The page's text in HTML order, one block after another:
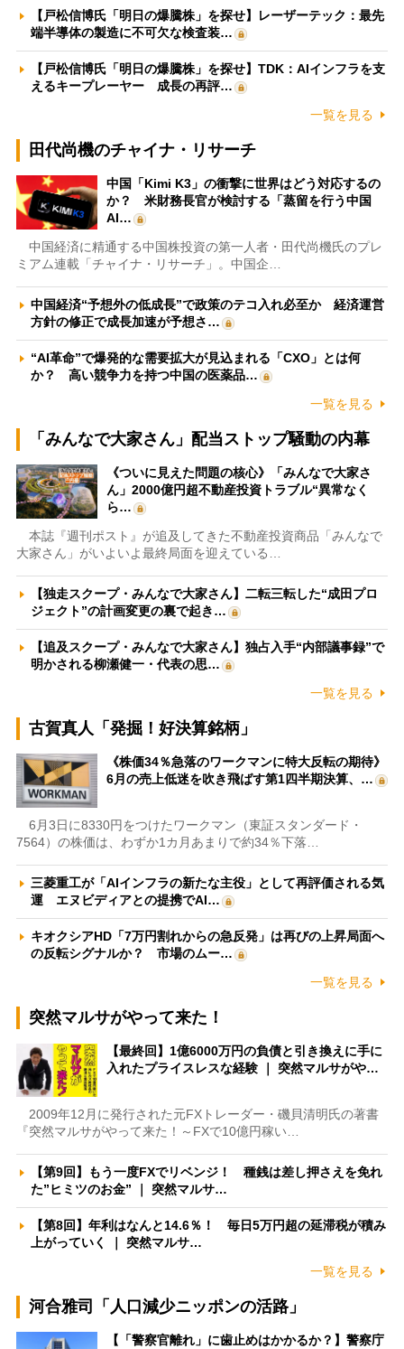
【戸松信博氏「明日の爆騰株」を探せ】レーザーテック：最先
端半導体の製造に不可欠な検査装…
【戸松信博氏「明日の爆騰株」を探せ】TDK：AIインフラを支
えるキープレーヤー 成長の再評…
一覧を見る
田代尚機のチャイナ・リサーチ
中国「Kimi K3」の衝撃に世界はどう対応するの
か？ 米財務長官が検討する「蒸留を行う中国
AI…
中国経済に精通する中国株投資の第一人者・田代尚機氏のプレ
ミアム連載「チャイナ・リサーチ」。中国企…
中国経済“予想外の低成長”で政策のテコ入れ必至か 経済運営
方針の修正で成長加速が予想さ…
“AI革命”で爆発的な需要拡大が見込まれる「CXO」とは何
か？ 高い競争力を持つ中国の医薬品…
一覧を見る
「みんなで大家さん」配当ストップ騒動の内幕
《ついに見えた問題の核心》「みんなで大家さ
ん」2000億円超不動産投資トラブル“異常なく
ら…
本誌『週刊ポスト』が追及してきた不動産投資商品「みんなで
大家さん」がいよいよ最終局面を迎えている…
【独走スクープ・みんなで大家さん】二転三転した“成田プロ
ジェクト”の計画変更の裏で起き…
【追及スクープ・みんなで大家さん】独占入手“内部議事録”で
明かされる柳瀬健一・代表の思…
一覧を見る
古賀真人「発掘！好決算銘柄」
《株価34％急落のワークマンに特大反転の期待》
6月の売上低迷を吹き飛ばす第1四半期決算、…
6月3日に8330円をつけたワークマン（東証スタンダード・
7564）の株価は、わずか1カ月あまりで約34％下落…
三菱重工が「AIインフラの新たな主役」として再評価される気
運 エヌビディアとの提携でAI…
キオクシアHD「7万円割れからの急反発」は再びの上昇局面へ
の反転シグナルか？ 市場のムー…
一覧を見る
突然マルサがやって来た！
【最終回】1億6000万円の負債と引き換えに手に
入れたプライスレスな経験 ｜ 突然マルサがや…
2009年12月に発行された元FXトレーダー・磯貝清明氏の著書
『突然マルサがやって来た！～FXで10億円稼い…
【第9回】もう一度FXでリベンジ！ 種銭は差し押さえを免れ
た”ヒミツのお金” ｜ 突然マルサ…
【第8回】年利はなんと14.6％！ 毎日5万円超の延滞税が積み
上がっていく ｜ 突然マルサ…
一覧を見る
河合雅司「人口減少ニッポンの活路」
【「警察官離れ」に歯止めはかかるか？】警察庁